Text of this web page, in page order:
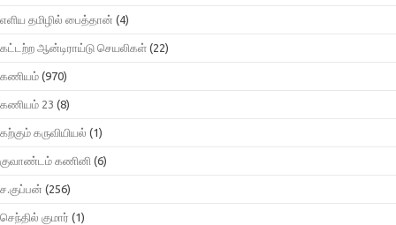
எளிய தமிழில் பைத்தான் (4)
கட்டற்ற ஆன்டிராய்டு செயலிகள் (22)
கணியம் (970)
கணியம் 23 (8)
கற்கும் கருவியியல் (1)
குவாண்டம் கணினி (6)
ச.குப்பன் (256)
செந்தில் குமார் (1)